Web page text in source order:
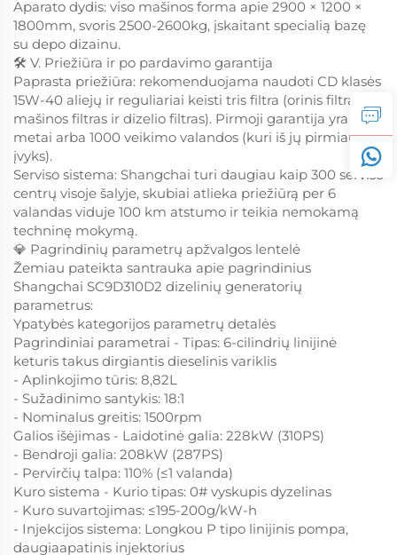
Aparato dydis: viso mašinos forma apie 2900 × 1200 ×
1800mm, svoris 2500-2600kg, įskaitant specialią bazę
su depo dizainu.
🛠️ V. Priežiūra ir po pardavimo garantija
Paprasta priežiūra: rekomenduojama naudoti CD klasės
15W-40 aliejų ir reguliariai keisti tris filtra (orinis filtras,
mašinos filtras ir dizelio filtras). Pirmoji garantija yra 1
metai arba 1000 veikimo valandos (kuri iš jų pirmiausia
įvyks).
Serviso sistema: Shangchai turi daugiau kaip 300 serviso
centrų visoje šalyje, skubiai atlieka priežiūrą per 6
valandas viduje 100 km atstumo ir teikia nemokamą
techninę mokymą.
💎 Pagrindinių parametrų apžvalgos lentelė
Žemiau pateikta santrauka apie pagrindinius
Shangchai SC9D310D2 dizelinių generatorių
parametrus:
Ypatybės kategorijos parametrų detalės
Pagrindiniai parametrai - Tipas: 6-cilindrių linijinė
keturis takus dirgiantis dieselinis variklis
- Aplinkojimo tūris: 8,82L
- Sužadinimo santykis: 18:1
- Nominalus greitis: 1500rpm
Galios išėjimas - Laidotinė galia: 228kW (310PS)
- Bendroji galia: 208kW (287PS)
- Pervirčių talpa: 110% (≤1 valanda)
Kuro sistema - Kurio tipas: 0# vyskupis dyzelinas
- Kuro suvartojimas: ≤195-200g/kW-h
- Injekcijos sistema: Longkou P tipo linijinis pompa,
daugiaapatinis injektorius